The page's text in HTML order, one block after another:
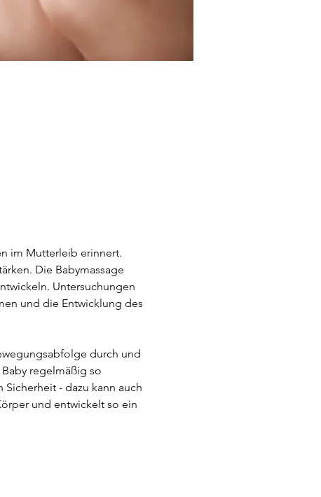
im Mutterleib erinnert.
Die Babymassage
Untersuchungen
und die Entwicklung des
durch und
regelmäßig so
- dazu kann auch
und entwickelt so ein